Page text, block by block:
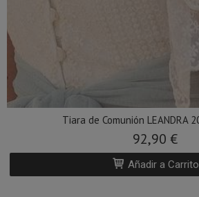
Tiara de Comunión LEANDRA
92,90 €
Añadir a Carrito